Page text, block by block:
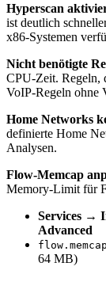
Hyperscan
ist deutlich
x86-Systemen
Nicht benötigte
CPU-Zeit. Regeln,
VoIP-Regeln ohne
Home Networks
definierte Home
Analysen.
Flow-Memcap
Memory-Limit für
Services →
Advanced
flow.memcap
64 MB)